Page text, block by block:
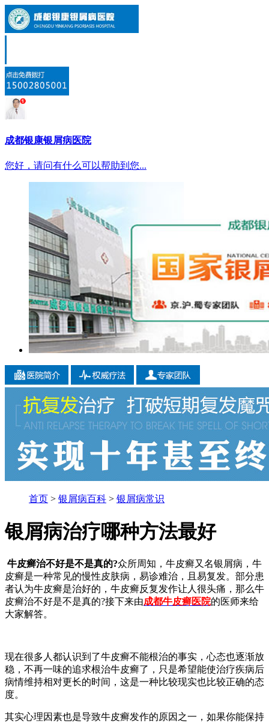
成都银康银屑病医院
您好，请问有什么可以帮助到您...
首页 > 银屑病百科 > 银屑病常识
银屑病治疗哪种方法最好
牛皮癣治不好是不是真的?众所周知，牛皮癣又名银屑病，牛
皮癣是一种常见的慢性皮肤病，易诊难治，且易复发。部分患
者认为牛皮癣是治好的，牛皮癣反复发作让人很头痛，那么牛
皮癣治不好是不是真的?接下来由成都牛皮癣医院的医师来给
大家解答。
现在很多人都认识到了牛皮癣不能根治的事实，心态也逐渐放
稳，不再一味的追求根治牛皮癣了，只是希望能使治疗疾病后
病情维持相对更长的时间，这是一种比较现实也比较正确的态
度。
其实心理因素也是导致牛皮癣发作的原因之一，如果你能保持